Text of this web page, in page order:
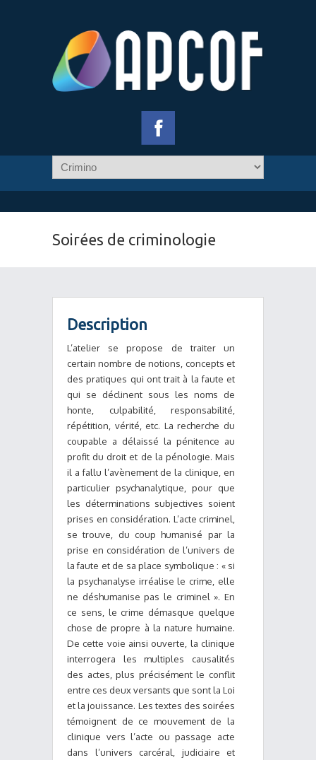
Soirées de criminologie
Description
L’atelier se propose de traiter un
certain nombre de notions, concepts et
des pratiques qui ont trait à la faute et
qui se déclinent sous les noms de
honte, culpabilité, responsabilité,
répétition, vérité, etc. La recherche du
coupable a délaissé la pénitence au
profit du droit et de la pénologie. Mais
il a fallu l’avènement de la clinique, en
particulier psychanalytique, pour que
les déterminations subjectives soient
prises en considération. L’acte criminel,
se trouve, du coup humanisé par la
prise en considération de l’univers de
la faute et de sa place symbolique : « si
la psychanalyse irréalise le crime, elle
ne déshumanise pas le criminel ». En
ce sens, le crime démasque quelque
chose de propre à la nature humaine.
De cette voie ainsi ouverte, la clinique
interrogera les multiples causalités
des actes, plus précisément le conflit
entre ces deux versants que sont la Loi
et la jouissance. Les textes des soirées
témoignent de ce mouvement de la
clinique vers l’acte ou passage acte
dans l’univers carcéral, judiciaire et